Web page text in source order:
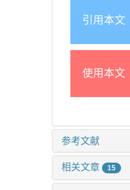
引用本文
使用本文
参考文献
相关文章 15